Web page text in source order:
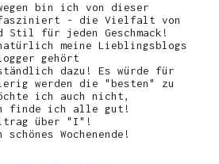
bin ich von dieser
- die Vielfalt von
Stil für jeden Geschmack!
meine Lieblingsblogs
gehört
dazu! Es würde für
werden die "besten" zu
ich auch nicht,
finde ich alle gut!
über "I"!
Wochenende!